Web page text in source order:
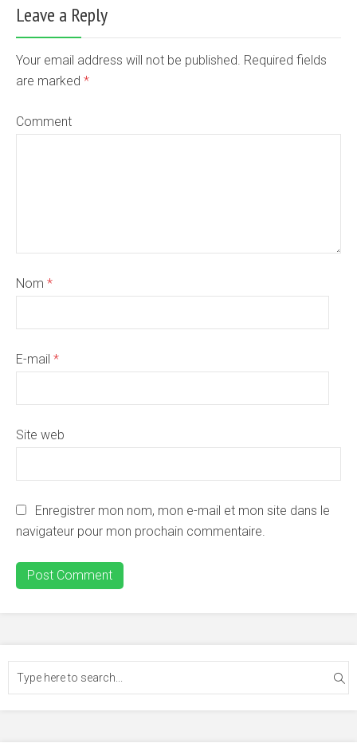
Leave a Reply
Your email address will not be published. Required fields
are marked *
Comment
Nom *
E-mail *
Site web
Enregistrer mon nom, mon e-mail et mon site dans le
navigateur pour mon prochain commentaire.